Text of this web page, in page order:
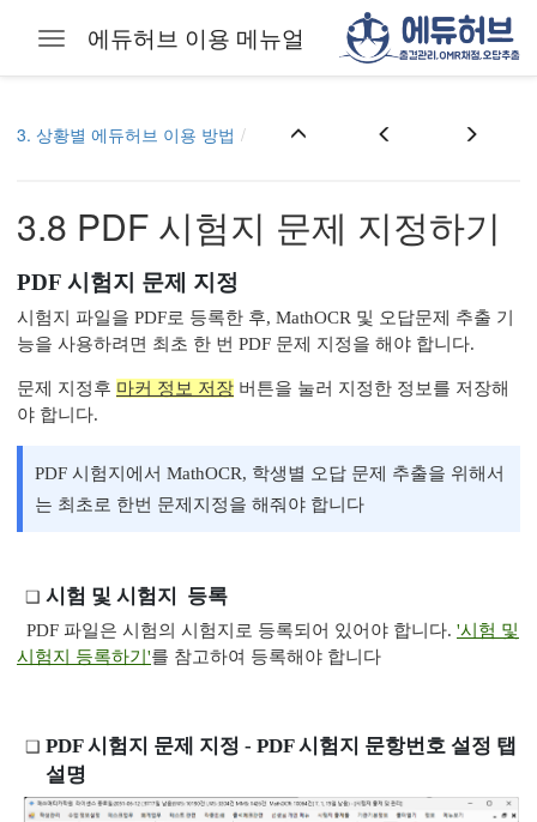
Toggle navigation
에듀허브 이용 메뉴얼
3. 상황별 에듀허브 이용 방법
3.8 PDF 시험지 문제 지정하기
PDF 시험지 문제 지정
시험지 파일을 PDF로 등록한 후, MathOCR 및 오답문제 추출 기
능을 사용하려면 최초 한 번 PDF 문제 지정을 해야 합니다.
문제 지정후 마커 정보 저장 버튼을 눌러 지정한 정보를 저장해
야 합니다.
PDF 시험지에서 MathOCR, 학생별 오답 문제 추출을 위해서
는 최초로 한번 문제지정을 해줘야 합니다
시험 및 시험지 등록
PDF 파일은 시험의 시험지로 등록되어 있어야 합니다. '시험 및
시험지 등록하기'를 참고하여 등록해야 합니다
PDF 시험지 문제 지정 - PDF 시험지 문항번호 설정 탭
설명